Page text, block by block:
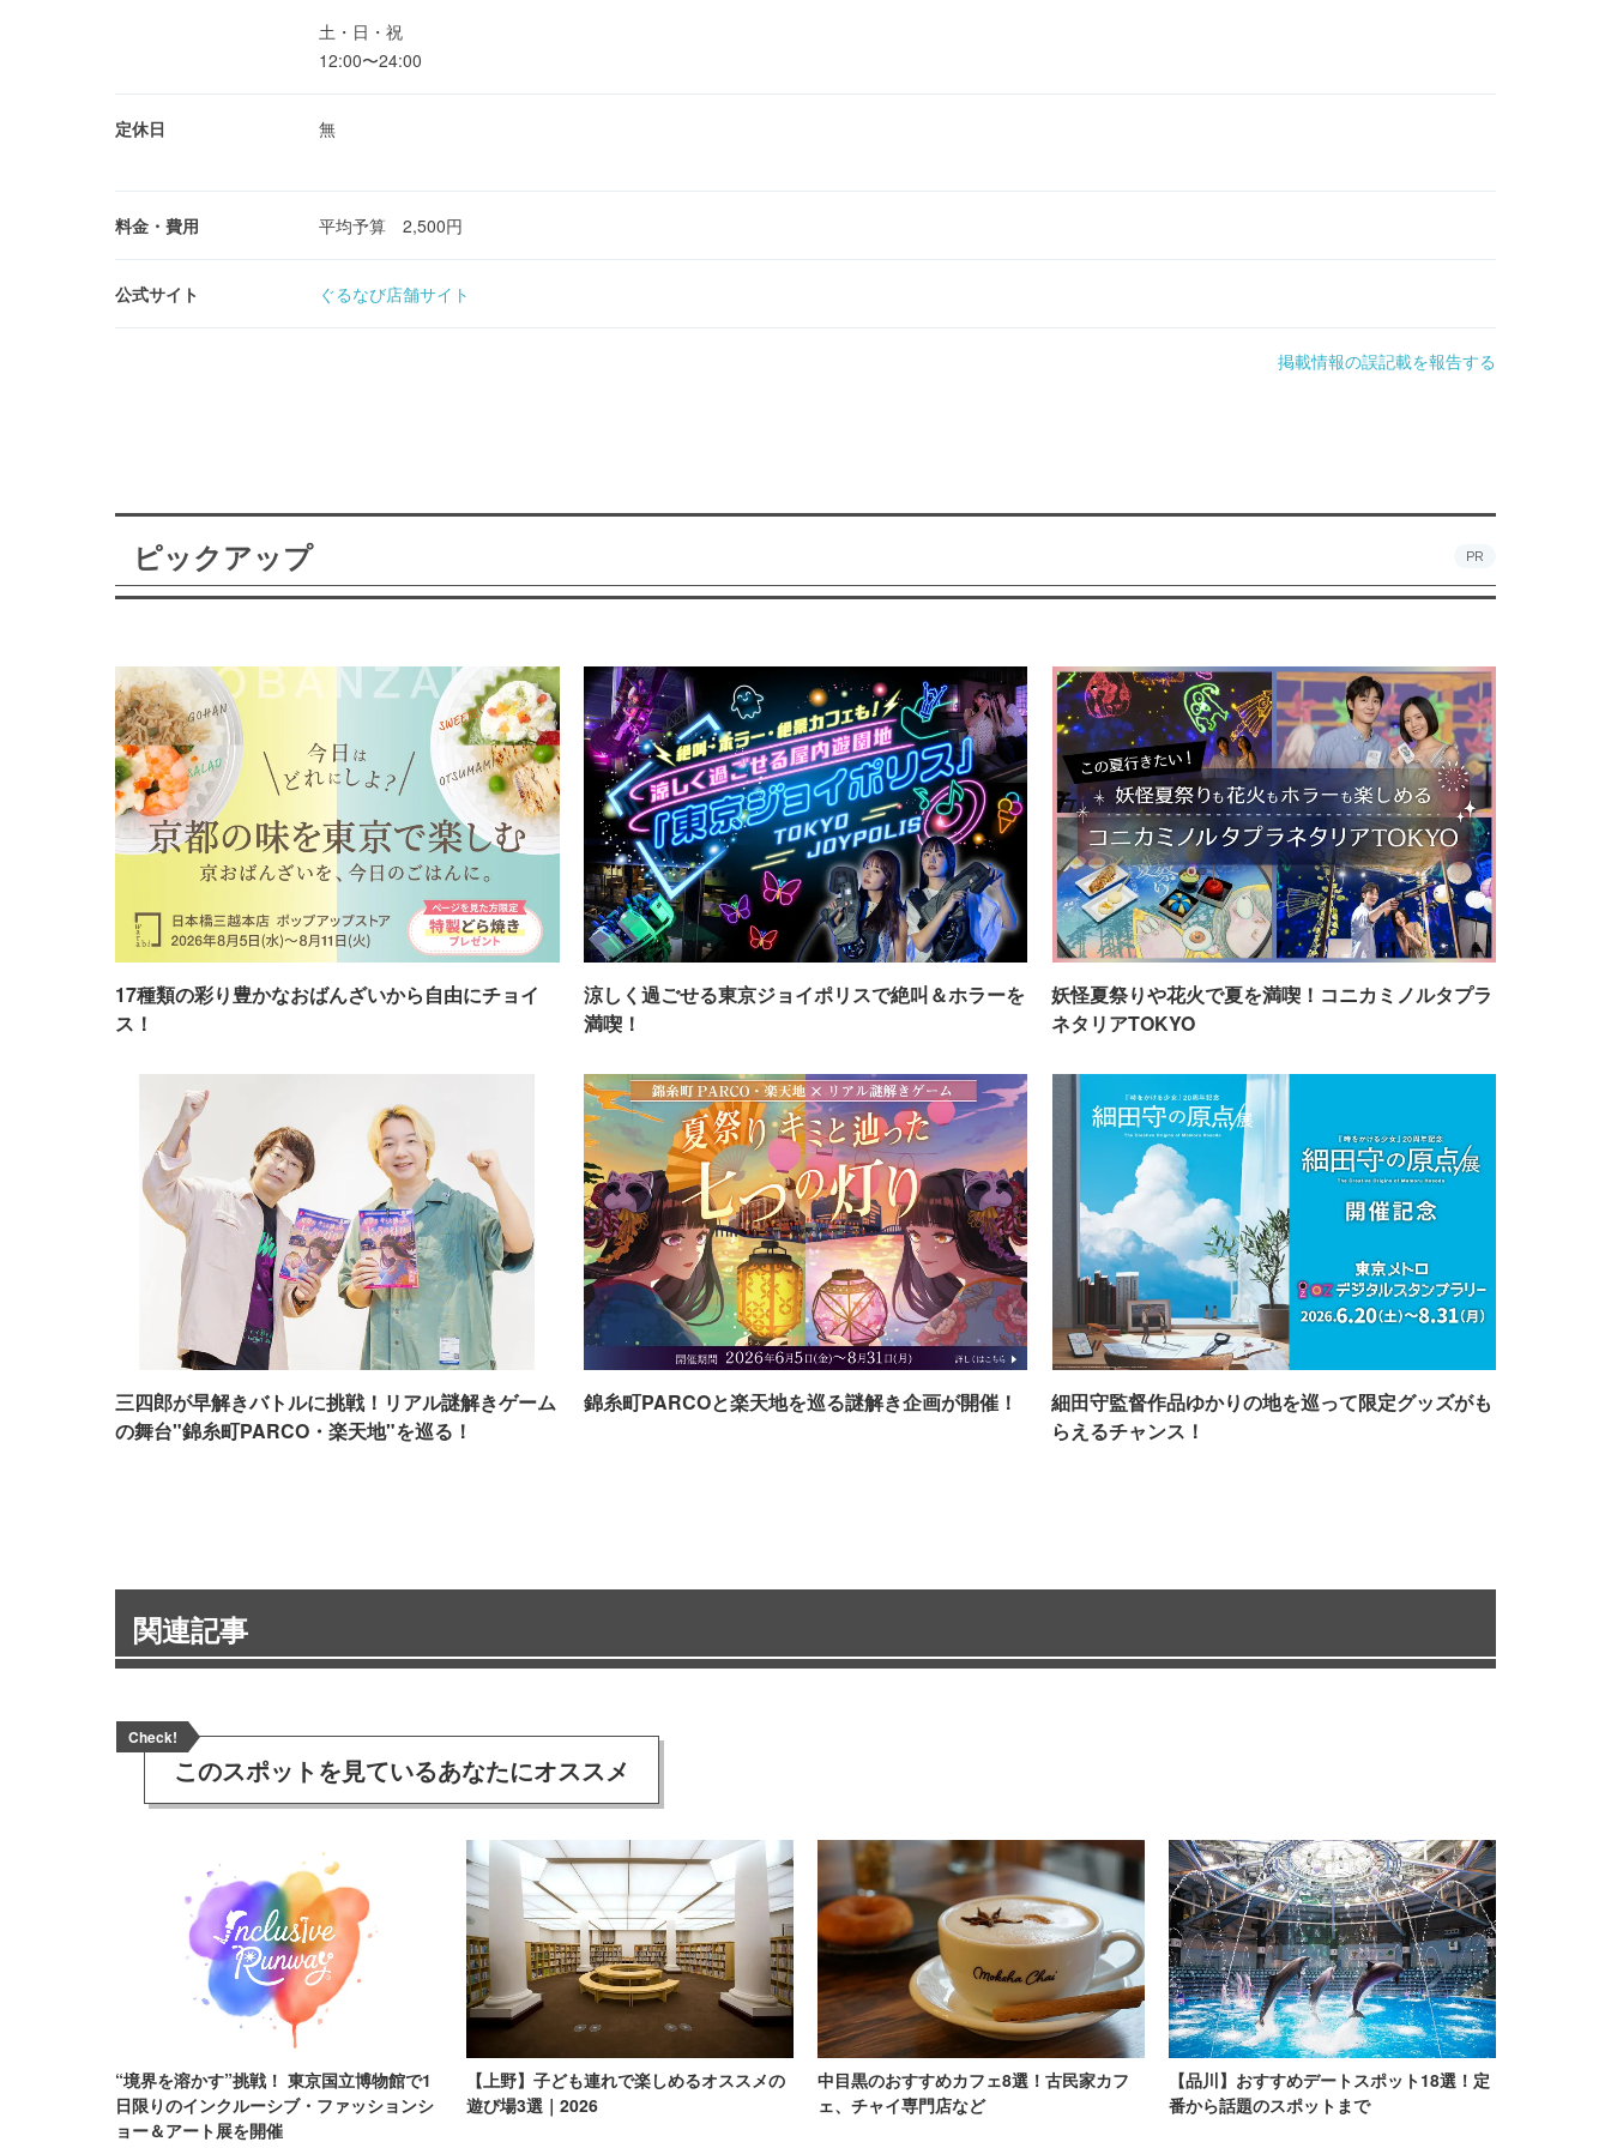
土・日・祝
12:00〜24:00
定休日 無
料金・費用 平均予算 2,500円
公式サイト ぐるなび店舗サイト
掲載情報の誤記載を報告する
ピックアップ PR
17種類の彩り豊かなおばんざいから自由にチョイ
ス！
涼しく過ごせる東京ジョイポリスで絶叫＆ホラーを
満喫！
妖怪夏祭りや花火で夏を満喫！コニカミノルタプラ
ネタリアTOKYO
三四郎が早解きバトルに挑戦！リアル謎解きゲーム
の舞台"錦糸町PARCO・楽天地"を巡る！
錦糸町PARCOと楽天地を巡る謎解き企画が開催！
細田守監督作品ゆかりの地を巡って限定グッズがも
らえるチャンス！
関連記事
Check!
このスポットを見ているあなたにオススメ
“境界を溶かす”挑戦！ 東京国立博物館で1
日限りのインクルーシブ・ファッションシ
ョー＆アート展を開催
【上野】子ども連れで楽しめるオススメの
遊び場3選｜2026
中目黒のおすすめカフェ8選！古民家カフ
ェ、チャイ専門店など
【品川】おすすめデートスポット18選！定
番から話題のスポットまで